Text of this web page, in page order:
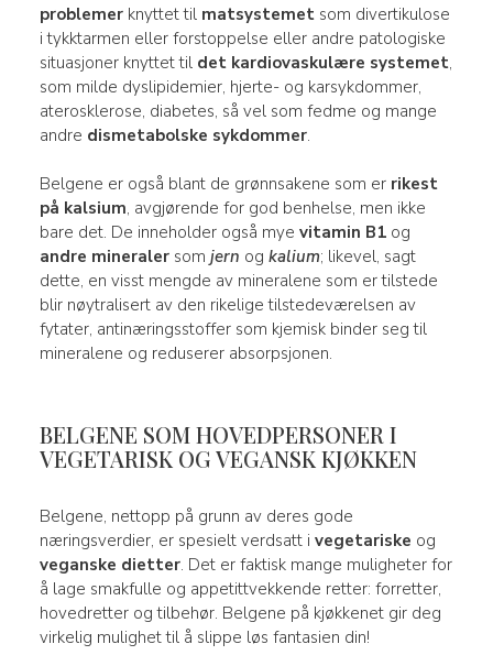
problemerknyttet til matsystemetsom divertikulose
i tykktarmen eller forstoppelse eller andre patologiske
situasjoner knyttet til det kardiovaskulære systemet,
som milde dyslipidemier, hjerte- og karsykdommer,
aterosklerose, diabetes, så vel som fedme og mange
andre dismetabolske sykdommer.
Belgene er også blant de grønnsakene som er rikest
på kalsium, avgjørende for god benhelse, men ikke
bare det. De inneholder også mye vitamin B1og
andre mineralersom jern og kalium; likevel, sagt
dette, en visst mengde av mineralene som er tilstede
blir nøytralisert av den rikelige tilstedeværelsen av
fytater, antinæringsstoffer som kjemisk binder seg til
mineralene og reduserer absorpsjonen.
BELGENE SOM HOVEDPERSONER I
VEGETARISK OG VEGANSK KJØKKEN
Belgene, nettopp på grunn av deres gode
næringsverdier, er spesielt verdsatt i vegetariske og
veganske dietter. Det er faktisk mange muligheter for
å lage smakfulle og appetittvekkende retter: forretter,
hovedretter og tilbehør. Belgene på kjøkkenet gir deg
virkelig mulighet til å slippe løs fantasien din!